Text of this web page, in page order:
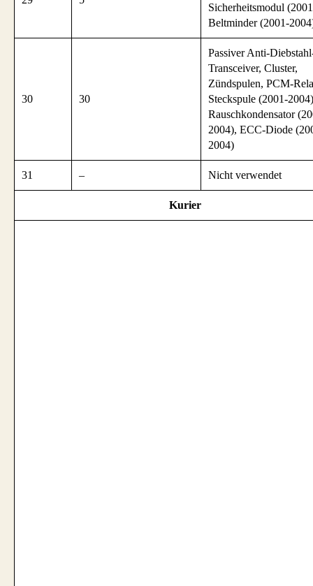
Sicherheitsmodul
Beltminder (2001-
30 30
Passiver Anti-
Transceiver, Cluster,
Zündspulen, PCM-
Steckspule (2001-
Rauschkondensator
2004), ECC-Diode
2004)
31 – Nicht verwendet
Kurier